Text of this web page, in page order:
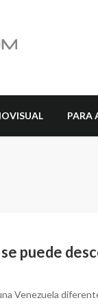
PARA
puede
Venezuela